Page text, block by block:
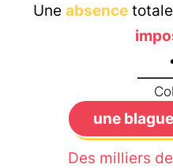
Une absencetotale
une
Des milliers